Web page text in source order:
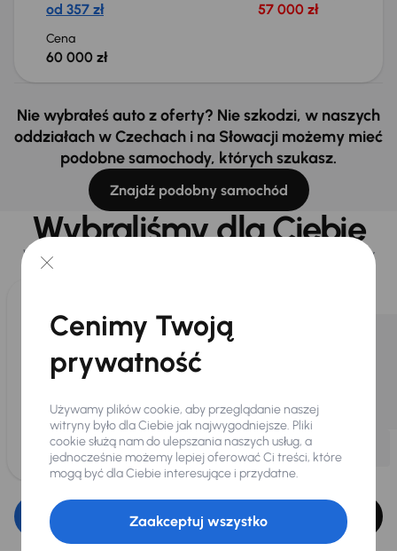
od 357 zł 57 000 zł
Cena
60 000 zł
Nie wybrałeś auto z oferty? Nie szkodzi, w naszych
oddziałach w Czechach i na Słowacji możemy mieć
podobne samochody, których szukasz.
Znajdź podobny samochód
Wybraliśmy dla Ciebie
Wybieramy dla Ciebie
z naszej oferty. Kupimy
Edytuj filtr
Cenimy Twoją
prywatność
Używamy plików cookie, aby przeglądanie naszej
witryny było dla Ciebie jak najwygodniejsze. Pliki
cookie służą nam do ulepszania naszych usług, a
jednocześnie możemy lepiej oferować Ci treści, które
mogą być dla Ciebie interesujące i przydatne.
Zaakceptuj wszystko